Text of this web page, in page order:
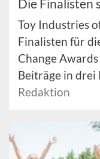
Die Finalisten
Toy Industries
Finalisten für
Change
Beiträge in drei
Redaktion